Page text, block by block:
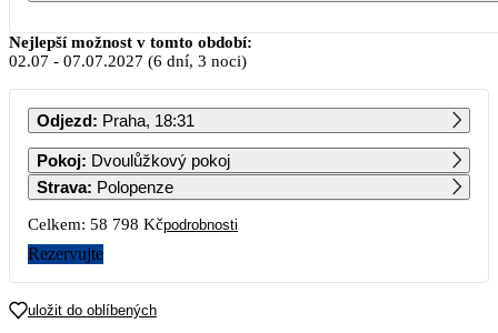
Červenec 2027
PO ÚT ST ČT PÁ SO NE
1 2 3 4
5 6 7 8 9 10 11
19
Nejlepší možnost v tomto období:
02.07 - 07.07.2027 (6 dní, 3 noci)
Odjezd: Praha, 18:31
Pokoj: Dvoulůžkový pokoj
Strava: Polopenze
Celkem: 58 798 Kčpodrobnosti
Rezervujte
uložit do oblíbených